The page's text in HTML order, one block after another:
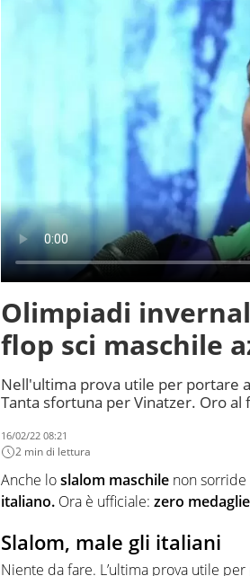
Olimpiadi
flop sci maschile
Nell'ultima prova utile per portare
Tanta sfortuna per Vinatzer. Oro al
16/02/22 08:21
2 min di lettura
Anche loslalom maschile non
italiano. Ora è ufficiale: zero
Slalom, male gli italiani
Niente da fare. L’ultima prova utile